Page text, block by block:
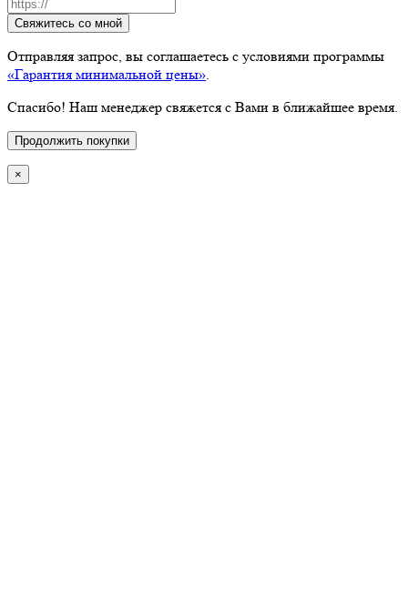
Свяжитесь со мной
Отправляя запрос, вы соглашаетесь с условиями программы
«Гарантия минимальной цены».
Спасибо! Наш менеджер свяжется с Вами в ближайшее время.
Продолжить покупки
×